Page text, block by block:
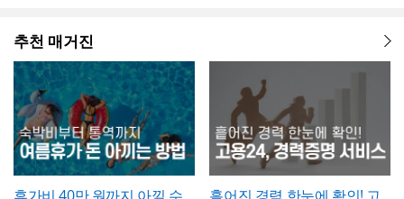
랍니다. 하자여부는 실제 현장 점검 결과에 따
용을 구체적으로 기재해 향후 보수 책임의 근
거로 삼을 수 있도록 하는 것이 좋습니다. 마
지막으로 발주처와 시공사 양측의 서명은 실
제 현장 검수에 참여한 담당자가 직접 하도록
하여, 이 확인서가 형식적 서류가 아니라 실질
적인 검증을 거친 문서로서의 효력을 갖도록
관리하시기 바랍니다.
측면에서도 함께 검토
💡 작성 팁
개선 계획서는 현황과 문제점을 최대한 구체
적인 수치로 제시하는 것이 설득력의 핵심
입
니다. "노후화되었다", "느리다"처럼 막연한
표현 대신 실제 사용연수, 장애 발생 빈도, 소
요 시간 등 정량적 근거를 제시하면 개선의 필
요성이 훨씬 명확하게 전달됩니다. 개선 목표
보를 전달할 수 있도록 디자인되었습니다. 내
지는 깔끔한 그레이 톤으로 정리되어 있어 복
잡한 내용도 가독성 있게 담을 수 있으며, 아
웃도어 광고 마케팅 제안서부터 미디어 매체
소개서, 광고 캠페인 기획안, 브랜드 마케팅
전략서까지 다양한 문서를 보기 쉽게 제작할
수 있습니다. 광고대행사의 옥외광고 매체 소
개, 브랜드의 캠페인 기획 발표, 마케팅 대행
케팅 대행 제안서 등으로 다양하게 활용할 수
있습니다.
▪️ 다이어그램 페이지를 활용하면 캠페인 진행
프로세스, 매체 집행 일정, 성과 지표 등을 한
눈에 보기 쉽게 정리할 수 있습니다.
▪️ 문구와 이미지 교체만으로 옥외광고 매체 제
안서, 브랜드 마케팅 전략서, 광고 실적 보고
자료 등 다양한 주제로 응용 가능합니다.
▪️ 블랙&라임그린의 강렬한 컬러 대비 덕분에
발표 자료를 만들 때 감각적이고 임팩트 있는
인상을 남길 수 있습니다.
* 해당 템플릿에 사용된 폰트는 [ Cafe24 PRO
추천 매거진
휴가비 40만 원까지 아낄 수
흩어진 경력 한눈에 확인! 고